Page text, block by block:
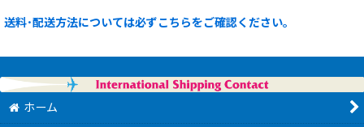
送料･配送方法については必ずこちらをご確認ください。
ホーム